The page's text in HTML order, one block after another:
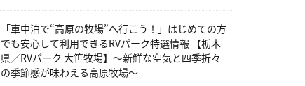
「車中泊で“高原の牧場”へ行こう！」はじめての方
でも安心して利用できるRVパーク特選情報 【栃木
県／RVパーク 大笹牧場】～新鮮な空気と四季折々
の季節感が味わえる高原牧場～